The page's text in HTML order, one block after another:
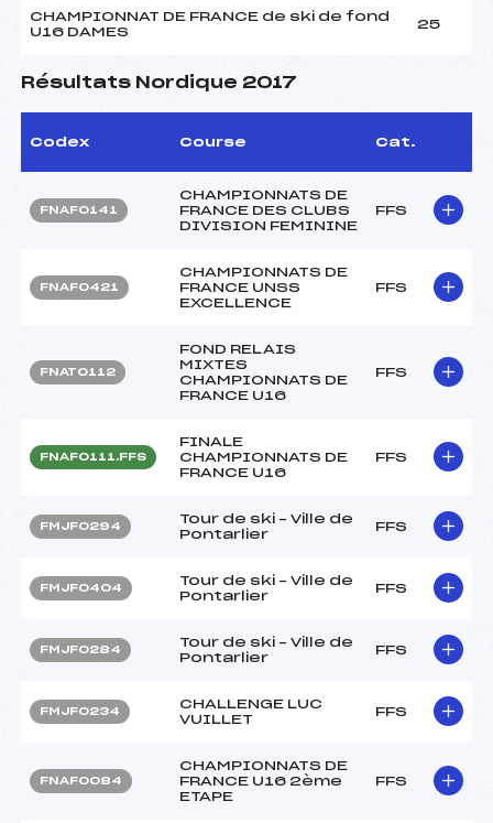
CHAMPIONNAT DE FRANCE de ski de fond
U16 DAMES
25
Résultats Nordique 2017
Codex Course Cat.
FNAF0141
CHAMPIONNATS DE
FRANCE DES CLUBS
DIVISION FEMININE
FFS
FNAF0421
CHAMPIONNATS DE
FRANCE UNSS
EXCELLENCE
FFS
FNAT0112
FOND RELAIS
MIXTES
CHAMPIONNATS DE
FRANCE U16
FFS
FNAF0111.FFS
FINALE
CHAMPIONNATS DE
FRANCE U16
FFS
FMJF0294
Tour de ski – Ville de
Pontarlier
FFS
FMJF0404
Tour de ski – Ville de
Pontarlier
FFS
FMJF0284
Tour de ski – Ville de
Pontarlier
FFS
FMJF0234
CHALLENGE LUC
VUILLET
FFS
FNAF0084
CHAMPIONNATS DE
FRANCE U16 2ème
ETAPE
FFS